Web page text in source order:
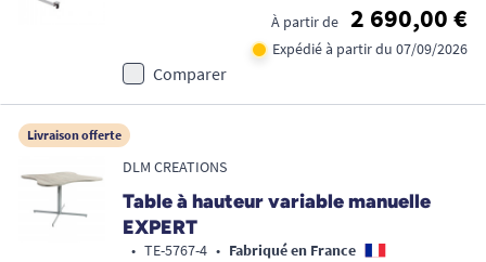
À partir de
2 690,00 €
Expédié à partir du 07/09/2026
Comparer
Livraison offerte
DLM CREATIONS
Table à hauteur variable manuelle
EXPERT
• TE-5767-4 • Fabriqué en France